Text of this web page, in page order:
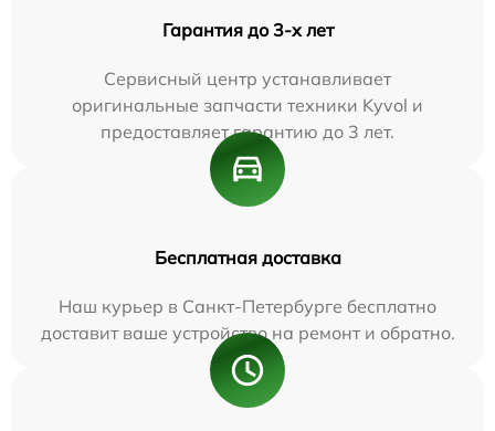
Гарантия до 3-х лет
Сервисный центр устанавливает
оригинальные запчасти техники Kyvol и
предоставляет гарантию до 3 лет.
Бесплатная доставка
Наш курьер в Санкт-Петербурге бесплатно
доставит ваше устройство на ремонт и обратно.